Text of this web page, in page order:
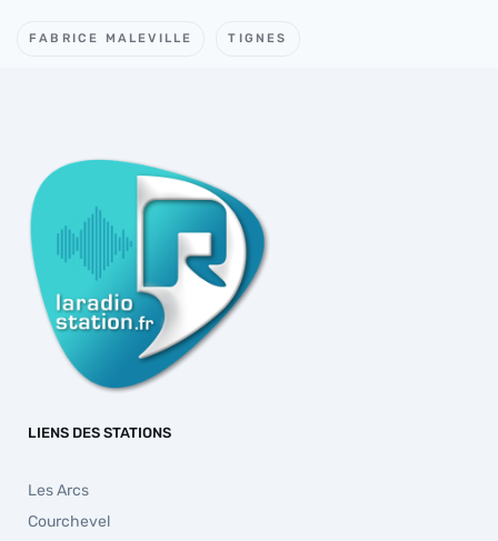
FABRICE MALEVILLE TIGNES
LIENS DES STATIONS
Les Arcs
Courchevel